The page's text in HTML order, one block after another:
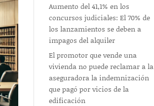
Aumento del 41,1% en los
concursos judiciales: El 70% de
los lanzamientos se deben a
impagos del alquiler
El promotor que vende una
vivienda no puede reclamar a la
aseguradora la indemnización
que pagó por vicios de la
edificación